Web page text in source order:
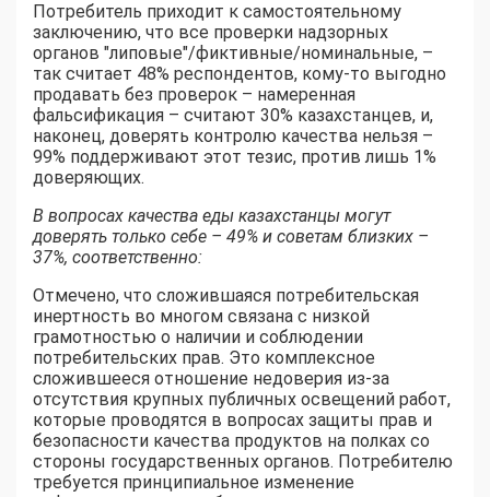
Потребитель приходит к самостоятельному
заключению, что все проверки надзорных
органов "липовые"/фиктивные/номинальные, –
так считает 48% респондентов, кому-то выгодно
продавать без проверок – намеренная
фальсификация – считают 30% казахстанцев, и,
наконец, доверять контролю качества нельзя –
99% поддерживают этот тезис, против лишь 1%
доверяющих.
В вопросах качества еды казахстанцы могут
доверять только себе – 49% и советам близких –
37%, соответственно:
Отмечено, что сложившаяся потребительская
инертность во многом связана с низкой
грамотностью о наличии и соблюдении
потребительских прав. Это комплексное
сложившееся отношение недоверия из-за
отсутствия крупных публичных освещений работ,
которые проводятся в вопросах защиты прав и
безопасности качества продуктов на полках со
стороны государственных органов. Потребителю
требуется принципиальное изменение